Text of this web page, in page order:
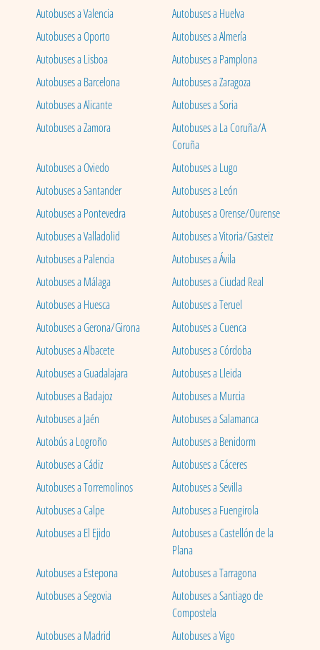
Autobuses a Valencia
Autobuses a Huelva
Autobuses a Oporto
Autobuses a Almería
Autobuses a Lisboa
Autobuses a Pamplona
Autobuses a Barcelona
Autobuses a Zaragoza
Autobuses a Alicante
Autobuses a Soria
Autobuses a Zamora
Autobuses a La Coruña/A
Coruña
Autobuses a Oviedo
Autobuses a Lugo
Autobuses a Santander
Autobuses a León
Autobuses a Pontevedra
Autobuses a Orense/Ourense
Autobuses a Valladolid
Autobuses a Vitoria/Gasteiz
Autobuses a Palencia
Autobuses a Ávila
Autobuses a Málaga
Autobuses a Ciudad Real
Autobuses a Huesca
Autobuses a Teruel
Autobuses a Gerona/Girona
Autobuses a Cuenca
Autobuses a Albacete
Autobuses a Córdoba
Autobuses a Guadalajara
Autobuses a Lleida
Autobuses a Badajoz
Autobuses a Murcia
Autobuses a Jaén
Autobuses a Salamanca
Autobús a Logroño
Autobuses a Benidorm
Autobuses a Cádiz
Autobuses a Cáceres
Autobuses a Torremolinos
Autobuses a Sevilla
Autobuses a Calpe
Autobuses a Fuengirola
Autobuses a El Ejido
Autobuses a Castellón de la
Plana
Autobuses a Estepona
Autobuses a Tarragona
Autobuses a Segovia
Autobuses a Santiago de
Compostela
Autobuses a Madrid
Autobuses a Vigo